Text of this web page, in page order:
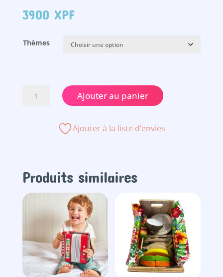
3900 XPF
Thèmes
Ajouter au panier
Ajouter à la liste d’envies
Produits similaires